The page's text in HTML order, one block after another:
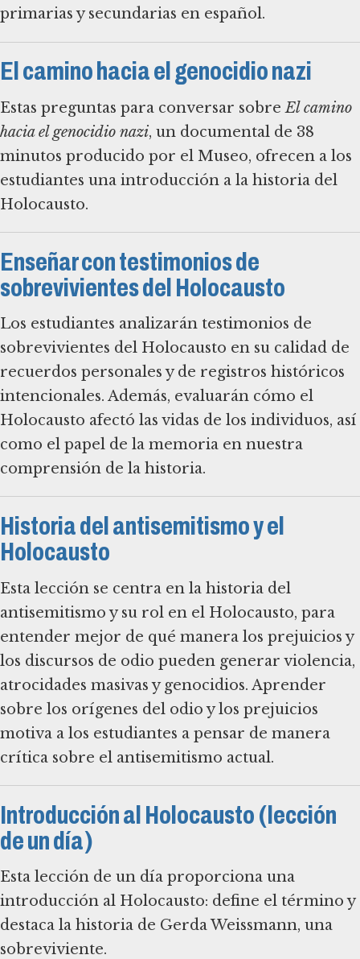
primarias y secundarias en español.
El camino hacia el genocidio nazi
Estas preguntas para conversar sobreEl camino
hacia el genocidio nazi, un documental de 38
minutos producido por el Museo, ofrecen a los
estudiantes una introducción a la historia del
Holocausto.
Enseñar con testimonios de
sobrevivientes del Holocausto
Los estudiantes analizarán testimonios de
sobrevivientes del Holocausto en su calidad de
recuerdos personales y de registros históricos
intencionales. Además, evaluarán cómo el
Holocausto afectó las vidas de los individuos, así
como el papel de la memoria en nuestra
comprensión de la historia.
Historia del antisemitismo y el
Holocausto
Esta lección se centra en la historia del
antisemitismo y su rol en el Holocausto, para
entender mejor de qué manera los prejuicios y
los discursos de odio pueden generar violencia,
atrocidades masivas y genocidios. Aprender
sobre los orígenes del odio y los prejuicios
motiva a los estudiantes a pensar de manera
crítica sobre el antisemitismo actual.
Introducción al Holocausto (lección
de un día)
Esta lección de un día proporciona una
introducción al Holocausto: define el término y
destaca la historia de Gerda Weissmann, una
sobreviviente.